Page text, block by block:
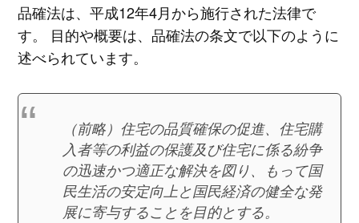
品確法は、平成12年4月から施行された法律で
す。 目的や概要は、品確法の条文で以下のように
述べられています。
（前略）住宅の品質確保の促進、住宅購
入者等の利益の保護及び住宅に係る紛争
の迅速かつ適正な解決を図り、もって国
民生活の安定向上と国民経済の健全な発
展に寄与することを目的とする。